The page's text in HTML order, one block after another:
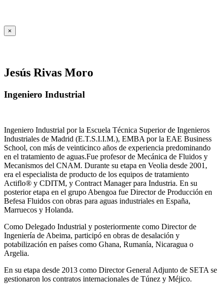
×
Jesús Rivas Moro
Ingeniero Industrial
Ingeniero Industrial por la Escuela Técnica Superior de Ingenieros
Industriales de Madrid (E.T.S.I.I.M.), EMBA por la EAE Business
School, con más de veinticinco años de experiencia predominando
en el tratamiento de aguas.Fue profesor de Mecánica de Fluidos y
Mecanismos del CNAM. Durante su etapa en Veolia desde 2001,
era el especialista de producto de los equipos de tratamiento
Actiflo® y CDITM, y Contract Manager para Industria. En su
posterior etapa en el grupo Abengoa fue Director de Producción en
Befesa Fluidos con obras para aguas industriales en España,
Marruecos y Holanda.
Como Delegado Industrial y posteriormente como Director de
Ingeniería de Abeima, participó en obras de desalación y
potabilización en países como Ghana, Rumanía, Nicaragua o
Argelia.
En su etapa desde 2013 como Director General Adjunto de SETA se
gestionaron los contratos internacionales de Túnez y Méjico.